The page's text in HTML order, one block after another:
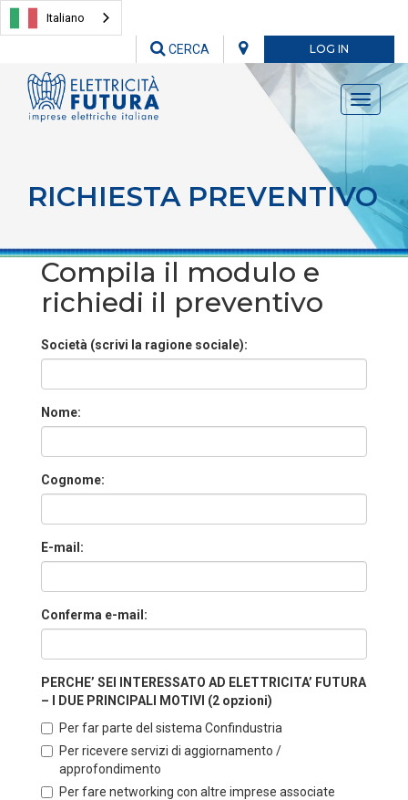
Italiano
LOG IN
CERCA
Toggle
RICHIESTA PREVENTIVO
Compila il modulo e
richiedi il preventivo
Società (scrivi la ragione sociale):
Nome:
Cognome:
E-mail:
Conferma e-mail:
PERCHE’ SEI INTERESSATO AD ELETTRICITA’ FUTURA
– I DUE PRINCIPALI MOTIVI (2 opzioni)
Per far parte del sistema Confindustria
Per ricevere servizi di aggiornamento /
approfondimento
Per fare networking con altre imprese associate